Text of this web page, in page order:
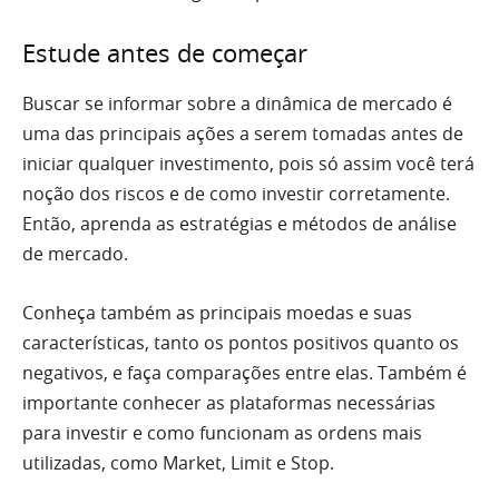
Estude antes de começar
Buscar se informar sobre a dinâmica de mercado é
uma das principais ações a serem tomadas antes de
iniciar qualquer investimento, pois só assim você terá
noção dos riscos e de como investir corretamente.
Então, aprenda as estratégias e métodos de análise
de mercado.
Conheça também as principais moedas e suas
características, tanto os pontos positivos quanto os
negativos, e faça comparações entre elas. Também é
importante conhecer as plataformas necessárias
para investir e como funcionam as ordens mais
utilizadas, como Market, Limit e Stop.